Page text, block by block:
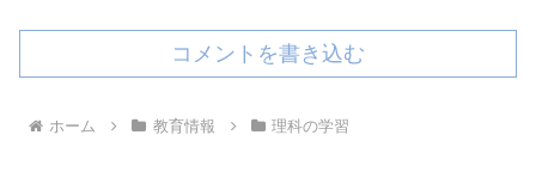
コメントを書き込む
ホーム 教育情報 理科の学習